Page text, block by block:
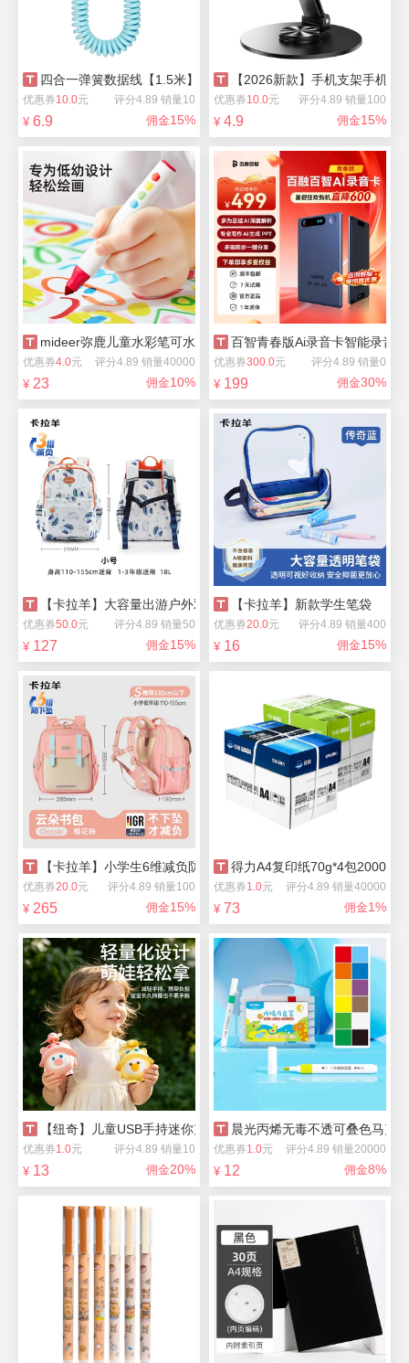
四合一弹簧数据线【1.5米】
优惠券10.0元 评分4.89 销量10
¥ 6.9 佣金15%
【2026新款】手机支架手机平
优惠券10.0元 评分4.89 销量100
¥ 4.9 佣金15%
mideer弥鹿儿童水彩笔可水洗不脏手12色
优惠券4.0元 评分4.89 销量40000
¥ 23 佣金10%
百智青春版Ai录音卡智能录音笔
优惠券300.0元 评分4.89 销量0
¥ 199 佣金30%
【卡拉羊】大容量出游户外双肩包
优惠券50.0元 评分4.89 销量50
¥ 127 佣金15%
【卡拉羊】新款学生笔袋
优惠券20.0元 评分4.89 销量400
¥ 16 佣金15%
【卡拉羊】小学生6维减负防下坠双肩包
优惠券20.0元 评分4.89 销量100
¥ 265 佣金15%
得力A4复印纸70g*4包2000张
优惠券1.0元 评分4.89 销量40000
¥ 73 佣金1%
【纽奇】儿童USB手持迷你充电低音小风扇
优惠券1.0元 评分4.89 销量10
¥ 13 佣金20%
晨光丙烯无毒不透可叠色马克笔
优惠券1.0元 评分4.89 销量20000
¥ 12 佣金8%